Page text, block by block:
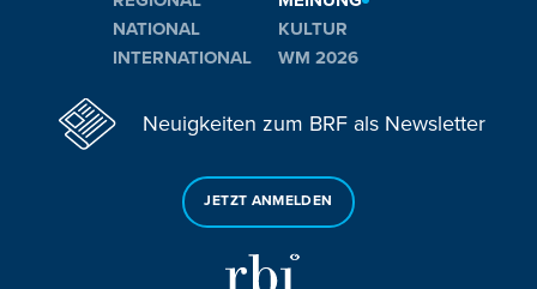
NATIONAL
INTERNATIONAL
KULTUR
WM 2026
Neuigkeiten zum BRF als Newsletter
JETZT ANMELDEN